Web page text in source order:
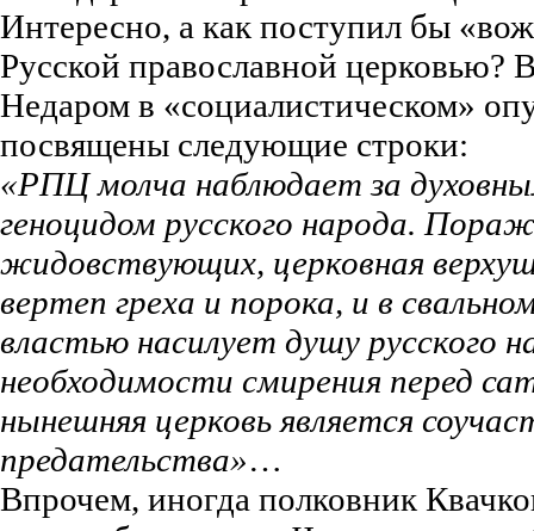
Интересно, а как поступил бы
Русской православной церковью?
Недаром в «социалистическом»
посвящены следующие строки:
«РПЦ молча наблюдает за
геноцидом русского народа.
жидовствующих, церковная
вертеп греха и порока, и в
властью насилует душу русского
необходимости смирения перед
нынешняя церковь является
предательства»…
Впрочем, иногда полковник